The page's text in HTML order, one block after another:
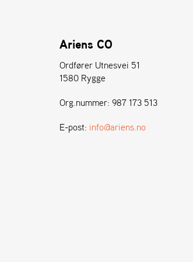
Ariens CO
Ordfører Utnesvei 51
1580 Rygge
Org.nummer: 987 173 513
E-post: info@ariens.no